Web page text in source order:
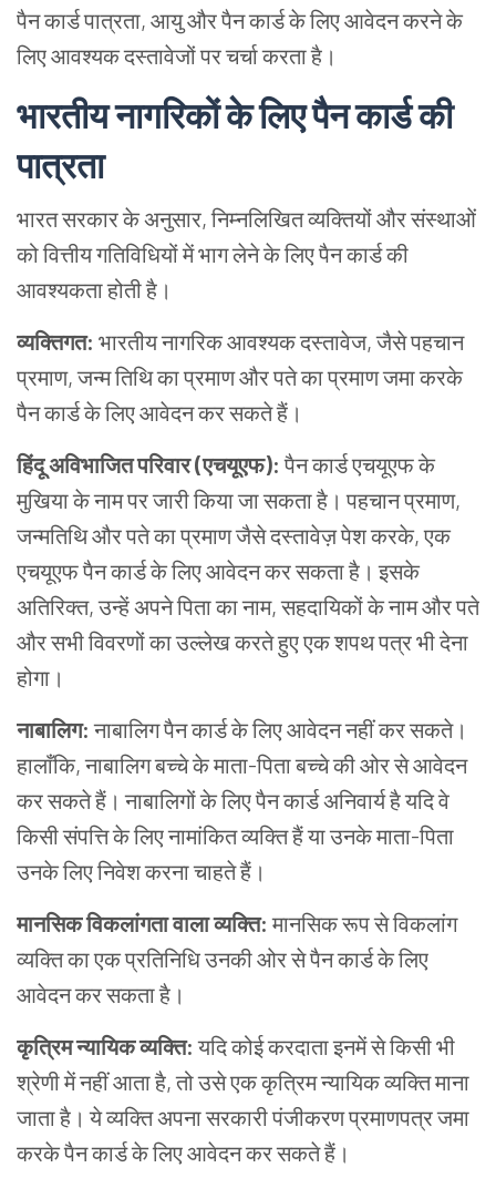
पैन कार्ड पात्रता, आयु और पैन कार्ड के लिए आवेदन करने के
लिए आवश्यक दस्तावेजों पर चर्चा करता है।
भारतीयनागरिकोंकेलिएपैनकार्डकी
पात्रता
भारत सरकार के अनुसार, निम्नलिखित व्यक्तियों और संस्थाओं
को वित्तीय गतिविधियों में भाग लेने के लिए पैन कार्ड की
आवश्यकता होती है।
व्यक्तिगत: भारतीय नागरिक आवश्यक दस्तावेज, जैसे पहचान
प्रमाण, जन्म तिथि का प्रमाण और पते का प्रमाण जमा करके
पैन कार्ड के लिए आवेदन कर सकते हैं।
हिंदूअविभाजितपरिवार(एचयूएफ): पैन कार्ड एचयूएफ के
मुखिया के नाम पर जारी किया जा सकता है। पहचान प्रमाण,
जन्मतिथि और पते का प्रमाण जैसे दस्तावेज़ पेश करके, एक
एचयूएफ पैन कार्ड के लिए आवेदन कर सकता है। इसके
अतिरिक्त, उन्हें अपने पिता का नाम, सहदायिकों के नाम और पते
और सभी विवरणों का उल्लेख करते हुए एक शपथ पत्र भी देना
होगा।
नाबालिग: नाबालिग पैन कार्ड के लिए आवेदन नहीं कर सकते।
हालाँकि, नाबालिग बच्चे के माता-पिता बच्चे की ओर से आवेदन
कर सकते हैं। नाबालिगों के लिए पैन कार्ड अनिवार्य है यदि वे
किसी संपत्ति के लिए नामांकित व्यक्ति हैं या उनके माता-पिता
उनके लिए निवेश करना चाहते हैं।
मानसिकविकलांगतावालाव्यक्ति: मानसिक रूप से विकलांग
व्यक्ति का एक प्रतिनिधि उनकी ओर से पैन कार्ड के लिए
आवेदन कर सकता है।
कृत्रिमन्यायिकव्यक्ति: यदि कोई करदाता इनमें से किसी भी
श्रेणी में नहीं आता है, तो उसे एक कृत्रिम न्यायिक व्यक्ति माना
जाता है। ये व्यक्ति अपना सरकारी पंजीकरण प्रमाणपत्र जमा
करके पैन कार्ड के लिए आवेदन कर सकते हैं।